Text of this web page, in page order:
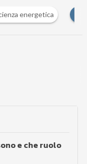
energetica
e che ruolo